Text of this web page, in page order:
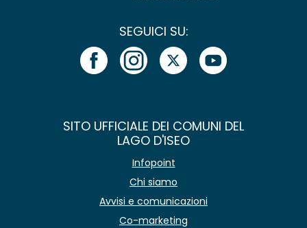
SEGUICI SU:
SITO UFFICIALE DEI COMUNI DEL
LAGO D'ISEO
Infopoint
Chi siamo
Avvisi e comunicazioni
Co-marketing